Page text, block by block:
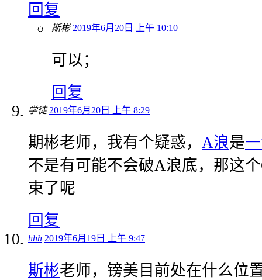
回复
斯彬 2019年6月20日 上午 10:10
可以；
回复
学徒 2019年6月20日 上午 8:29
期彬老师，我有个疑惑， A浪是
不是有可能不会破A浪底，那这
束了呢
回复
hhh 2019年6月19日 上午 9:47
斯彬老师，镑美目前处在什么位